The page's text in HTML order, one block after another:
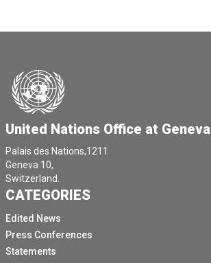
United Nations Office at Geneva
Palais des Nations,1211
Geneva 10,
Switzerland.
CATEGORIES
Edited News
Press Conferences
Statements